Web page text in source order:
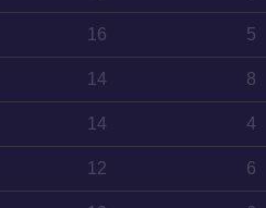
16 5
14 8
14 4
12 6